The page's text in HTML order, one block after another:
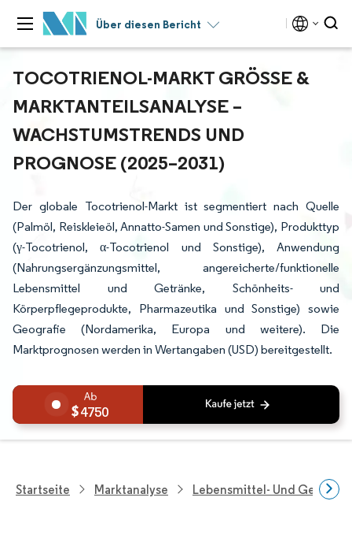
Über diesen Bericht
TOCOTRIENOL-MARKT GRÖSSE & M
ARKTANTEILSANALYSE – W
ACHSTUMSTRENDS UND P
ROGNOSE (2025–2031)
Der globale Tocotrienol-Markt ist segmentiert nach Quelle
(Palmöl, Reiskleieöl, Annatto-Samen und Sonstige), Produkttyp
(γ-Tocotrienol, α-Tocotrienol und Sonstige), Anwendung
(Nahrungsergänzungsmittel, angereicherte/funktionelle
Lebensmittel und Getränke, Schönheits- und
Körperpflegeprodukte, Pharmazeutika und Sonstige) sowie
Geografie (Nordamerika, Europa und weitere). Die
Marktprognosen werden in Wertangaben (USD) bereitgestellt.
4750
Startseite Marktanalyse Lebensmittel- Und